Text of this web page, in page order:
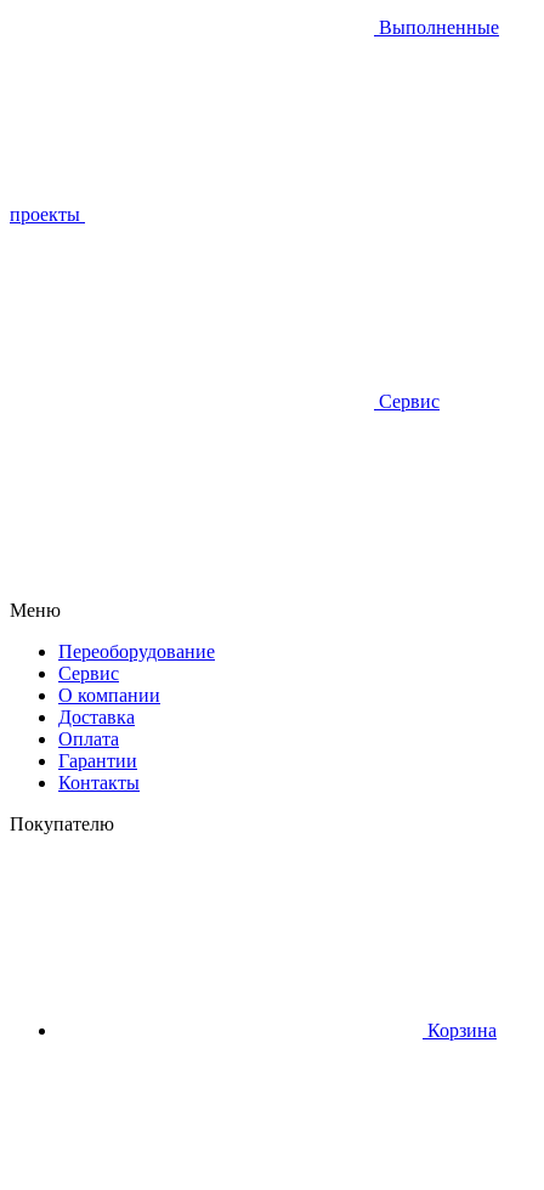
Выполненные
проекты
Сервис
Меню
Переоборудование
Сервис
О компании
Доставка
Оплата
Гарантии
Контакты
Покупателю
Корзина